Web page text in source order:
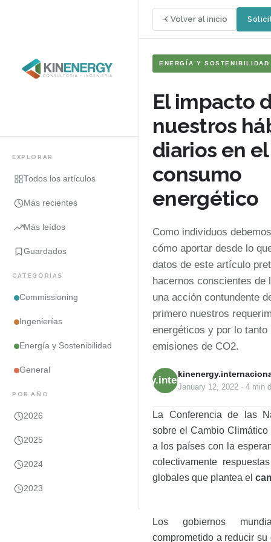
EXPLORAR
Todos los artículos
Más recientes
Más leídos
Guardados
CATEGORÍAS
Commissioning
Ingenierías
Energía y Sostenibilidad
General
POR AÑO
2026
2025
2024
2023
Volver al inicio
ENERGÍA Y SOSTENIBILIDAD
El impacto
nuestros
diarios en el
consumo
energético
Como individuos
cómo aportar desde lo
datos de este artículo
hacernos conscientes de
una acción contundente
primero nuestros
energéticos y por lo
emisiones de CO2.
kinenergy.internacional
January 12, 2022 · 4 min
La Conferencia de las
sobre el Cambio
a los países con la
colectivamente
globales que plantea el
Los gobiernos
comprometido a reducir